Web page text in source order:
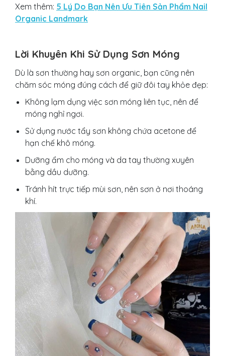
Xem thêm: 5 Lý Do Bạn Nên Ưu Tiên Sản Phẩm Nail
Organic Landmark
Lời Khuyên Khi Sử Dụng Sơn Móng
Dù là sơn thường hay sơn organic, bạn cũng nên
chăm sóc móng đúng cách để giữ đôi tay khỏe đẹp:
Không lạm dụng việc sơn móng liên tục, nên để
móng nghỉ ngơi.
Sử dụng nước tẩy sơn không chứa acetone để
hạn chế khô móng.
Dưỡng ẩm cho móng và da tay thường xuyên
bằng dầu dưỡng.
Tránh hít trực tiếp mùi sơn, nên sơn ở nơi thoáng
khí.